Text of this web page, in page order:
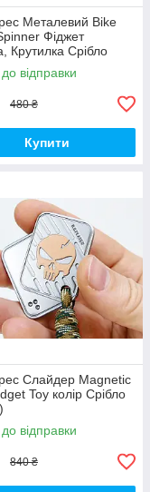
Металевий Bike
Фіджет
Крутилка Срібло
відправки
480 ₴
Купити
Слайдер Magnetic
Toy колір Срібло
відправки
840 ₴